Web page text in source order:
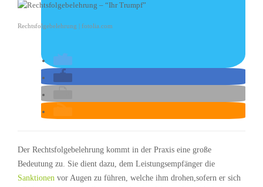
Rechtsfolgebelehrung | fotolia.com
Der Rechtsfolgebelehrung kommt in der Praxis eine große
Bedeutung zu. Sie dient dazu, dem Leistungsempfänger die
Sanktionen vor Augen zu führen, welche ihm drohen,sofern er sich